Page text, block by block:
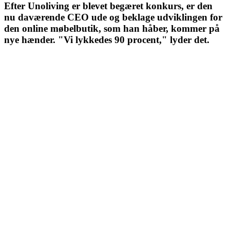
Efter Unoliving er blevet begæret konkurs, er den
nu daværende CEO ude og beklage udviklingen for
den online møbelbutik, som han håber, kommer på
nye hænder. "Vi lykkedes 90 procent," lyder det.